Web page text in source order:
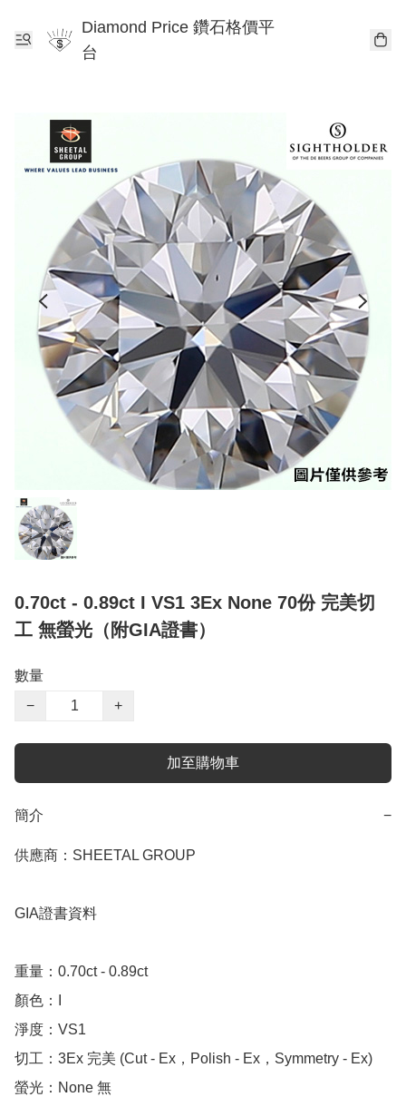
Diamond Price 鑽石格價平
台
0.70ct - 0.89ct I VS1 3Ex None 70份 完美切
工 無螢光（附GIA證書）
數量
−
+
加至購物車
簡介 −
供應商：SHEETAL GROUP
GIA證書資料
重量：0.70ct - 0.89ct
顏色：I
淨度：VS1
切工：3Ex 完美 (Cut - Ex，Polish - Ex，Symmetry - Ex)
螢光：None 無